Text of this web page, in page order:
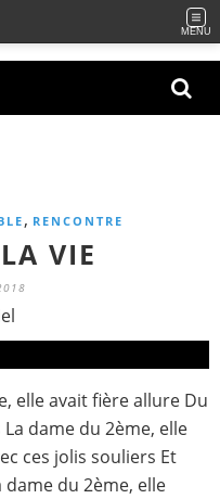
MENU
, RENCONTRE
VIE
elle avait fière allure Du
dame du 2ème, elle
ces jolis souliers Et
du 2ème, elle